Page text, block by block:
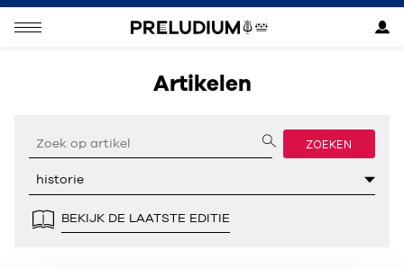
Artikelen
ZOEKEN
BEKIJK DE LAATSTE EDITIE